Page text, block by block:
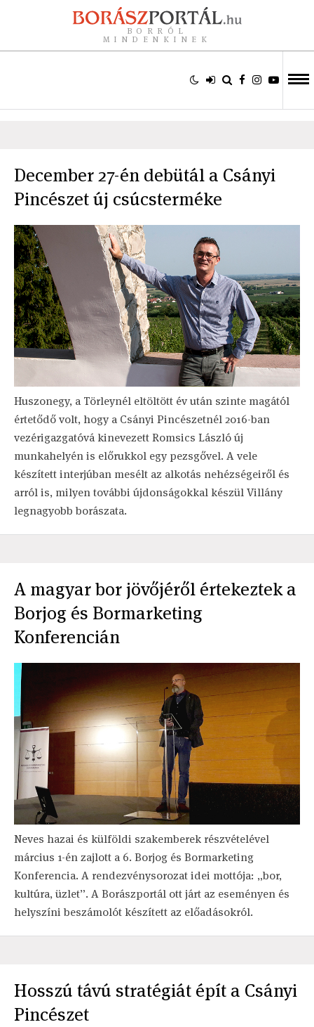
BORRÓL
MINDENKINEK
December 27-én debütál a Csányi
Pincészet új csúcsterméke
Huszonegy, a Törleynél eltöltött év után szinte magától
értetődő volt, hogy a Csányi Pincészetnél 2016-ban
vezérigazgatóvá kinevezett Romsics László új
munkahelyén is előrukkol egy pezsgővel. A vele
készített interjúban mesélt az alkotás nehézségeiről és
arról is, milyen további újdonságokkal készül Villány
legnagyobb borászata.
A magyar bor jövőjéről értekeztek a
Borjog és Bormarketing
Konferencián
Neves hazai és külföldi szakemberek részvételével
március 1-én zajlott a 6. Borjog és Bormarketing
Konferencia. A rendezvénysorozat idei mottója: „bor,
kultúra, üzlet”. A Borászportál ott járt az eseményen és
helyszíni beszámolót készített az előadásokról.
Hosszú távú stratégiát épít a Csányi
Pincészet